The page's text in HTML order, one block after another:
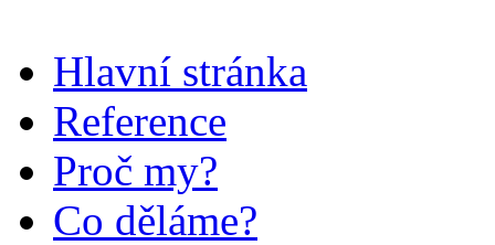
Hlavní stránka
Reference
Proč my?
Co děláme?